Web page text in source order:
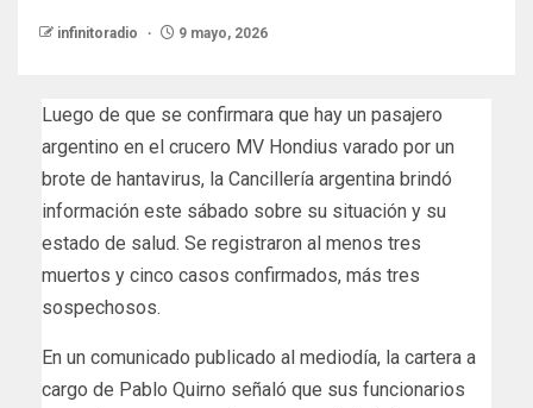
infinitoradio 9 mayo, 2026
Luego de que se confirmara que hay un pasajero
argentino en el crucero MV Hondius varado por un
brote de hantavirus, la Cancillería argentina brindó
información este sábado sobre su situación y su
estado de salud. Se registraron al menos tres
muertos y cinco casos confirmados, más tres
sospechosos.
En un comunicado publicado al mediodía, la cartera a
cargo de Pablo Quirno señaló que sus funcionarios